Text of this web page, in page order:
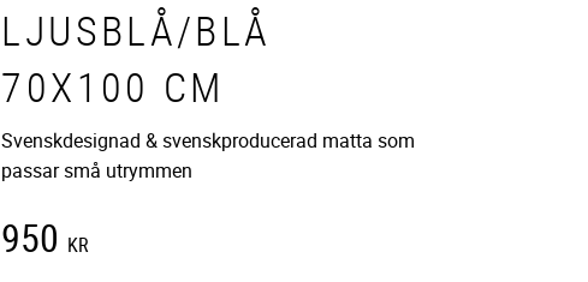
LJUSBLÅ/BLÅ
70X100 CM
Svenskdesignad & svenskproducerad matta som
passar små utrymmen
950 KR